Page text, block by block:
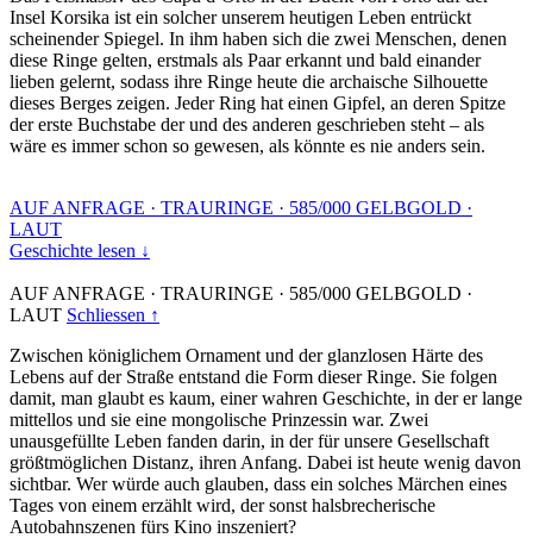
Insel Korsika ist ein solcher unserem heutigen Leben entrückt
scheinender Spiegel. In ihm haben sich die zwei Menschen, denen
diese Ringe gelten, erstmals als Paar erkannt und bald einander
lieben gelernt, sodass ihre Ringe heute die archaische Silhouette
dieses Berges zeigen. Jeder Ring hat einen Gipfel, an deren Spitze
der erste Buchstabe der und des anderen geschrieben steht – als
wäre es immer schon so gewesen, als könnte es nie anders sein.
AUF ANFRAGE · TRAURINGE · 585/000 GELBGOLD ·
LAUT
Geschichte lesen ↓
AUF ANFRAGE · TRAURINGE · 585/000 GELBGOLD ·
LAUT Schliessen ↑
Zwischen königlichem Ornament und der glanzlosen Härte des
Lebens auf der Straße entstand die Form dieser Ringe. Sie folgen
damit, man glaubt es kaum, einer wahren Geschichte, in der er lange
mittellos und sie eine mongolische Prinzessin war. Zwei
unausgefüllte Leben fanden darin, in der für unsere Gesellschaft
größtmöglichen Distanz, ihren Anfang. Dabei ist heute wenig davon
sichtbar. Wer würde auch glauben, dass ein solches Märchen eines
Tages von einem erzählt wird, der sonst halsbrecherische
Autobahnszenen fürs Kino inszeniert?